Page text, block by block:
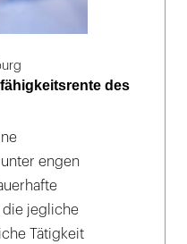
des
engen
die jegliche
Tätigkeit